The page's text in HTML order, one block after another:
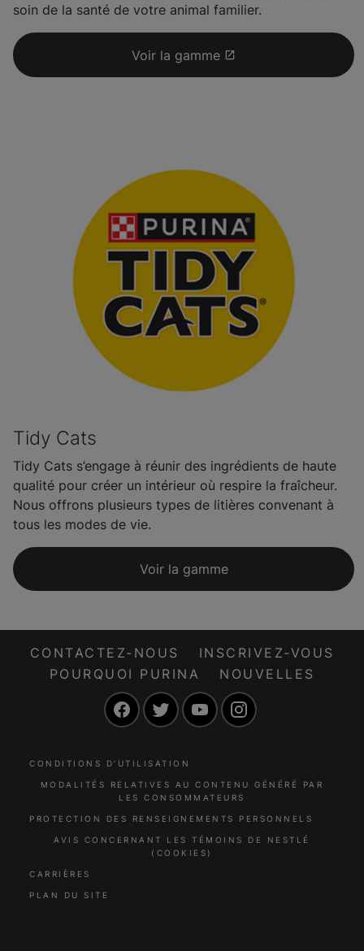
soin de la santé de votre animal familier.
Voir la gamme
Tidy Cats
Tidy Cats s’engage à réunir des ingrédients de haute
qualité pour créer un intérieur où respire la fraîcheur.
Nous offrons plusieurs types de litières convenant à
tous les modes de vie.
Voir la gamme
CONTACTEZ-NOUS
INSCRIVEZ-VOUS
POURQUOI PURINA
NOUVELLES
FacebookTwitter YouTube
CONDITIONS D’UTILISATION
MODALITÉS RELATIVES AU CONTENU GÉNÉRÉ PAR
LES CONSOMMATEURS
PROTECTION DES RENSEIGNEMENTS PERSONNELS
AVIS CONCERNANT LES TÉMOINS DE NESTLÉ
(COOKIES)
CARRIÈRES
PLAN DU SITE